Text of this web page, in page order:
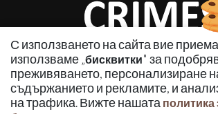
С използването на сайта вие
използваме „бисквитки" за
преживяването, персонализиране
съдържанието и рекламите, и
на трафика. Вижте нашата политика